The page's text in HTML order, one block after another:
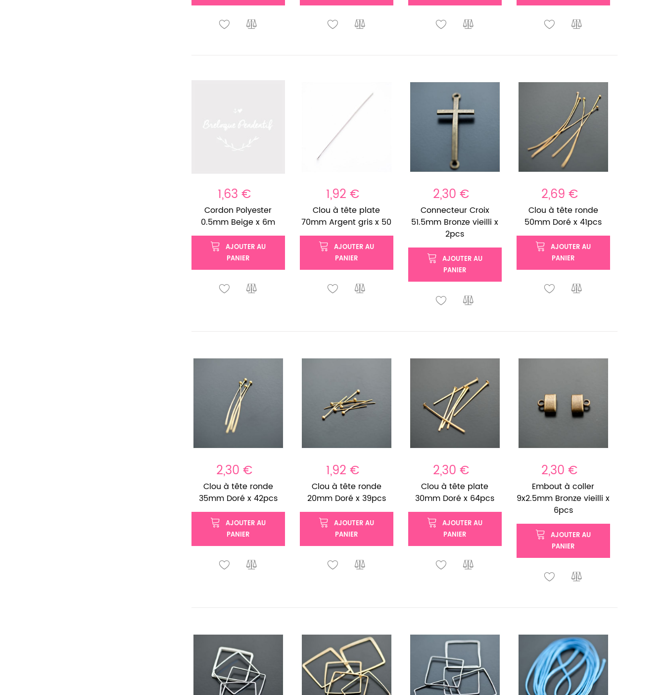
1,63 €
Cordon Polyester
0.5mm Beige x 6m
AJOUTER AU
PANIER
1,92 €
Clou à tête plate
70mm Argent gris x 50
AJOUTER AU
PANIER
2,30 €
Connecteur Croix
51.5mm Bronze vieilli x
2pcs
AJOUTER AU
PANIER
2,69 €
Clou à tête ronde
50mm Doré x 41pcs
AJOUTER AU
PANIER
2,30 €
Clou à tête ronde
35mm Doré x 42pcs
AJOUTER AU
PANIER
1,92 €
Clou à tête ronde
20mm Doré x 39pcs
AJOUTER AU
PANIER
2,30 €
Clou à tête plate
30mm Doré x 64pcs
AJOUTER AU
PANIER
2,30 €
Embout à coller
9x2.5mm Bronze vieilli x
6pcs
AJOUTER AU
PANIER